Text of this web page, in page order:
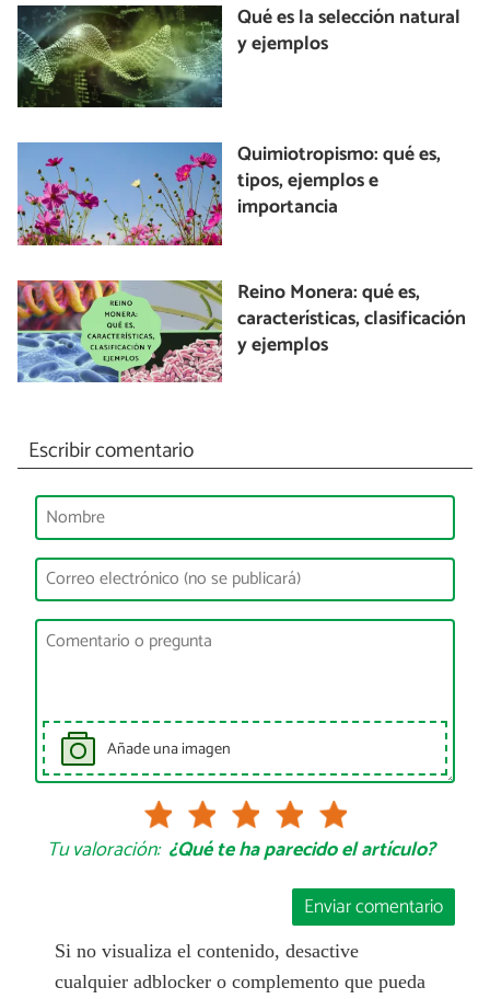
Qué es la selección natural
y ejemplos
Quimiotropismo: qué es,
tipos, ejemplos e
importancia
Reino Monera: qué es,
características, clasificación
y ejemplos
Escribir comentario
Añade una imagen
Tu valoración: ¿Qué te ha parecido el artículo?
Enviar comentario
Si no visualiza el contenido, desactive
cualquier adblocker o complemento que pueda